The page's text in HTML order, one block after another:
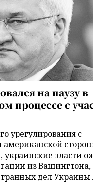
на паузу в
процессе с
урегулирования с
украинские власти
из Вашингтона,
дел Украины